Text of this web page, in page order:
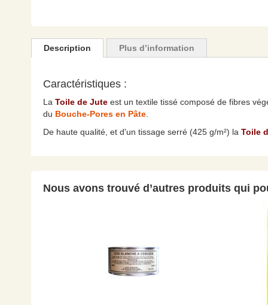
the
beginning
the
gallery
Description
Caractéristiques :
La Toile de Jute est un textile tissé composé de fibres
du Bouche-Pores en Pâte
De haute qualité, et d'un tissage serré (425 g/m²) la Toile
Plus d’information
Nous avons trouvé d’autres produits qui